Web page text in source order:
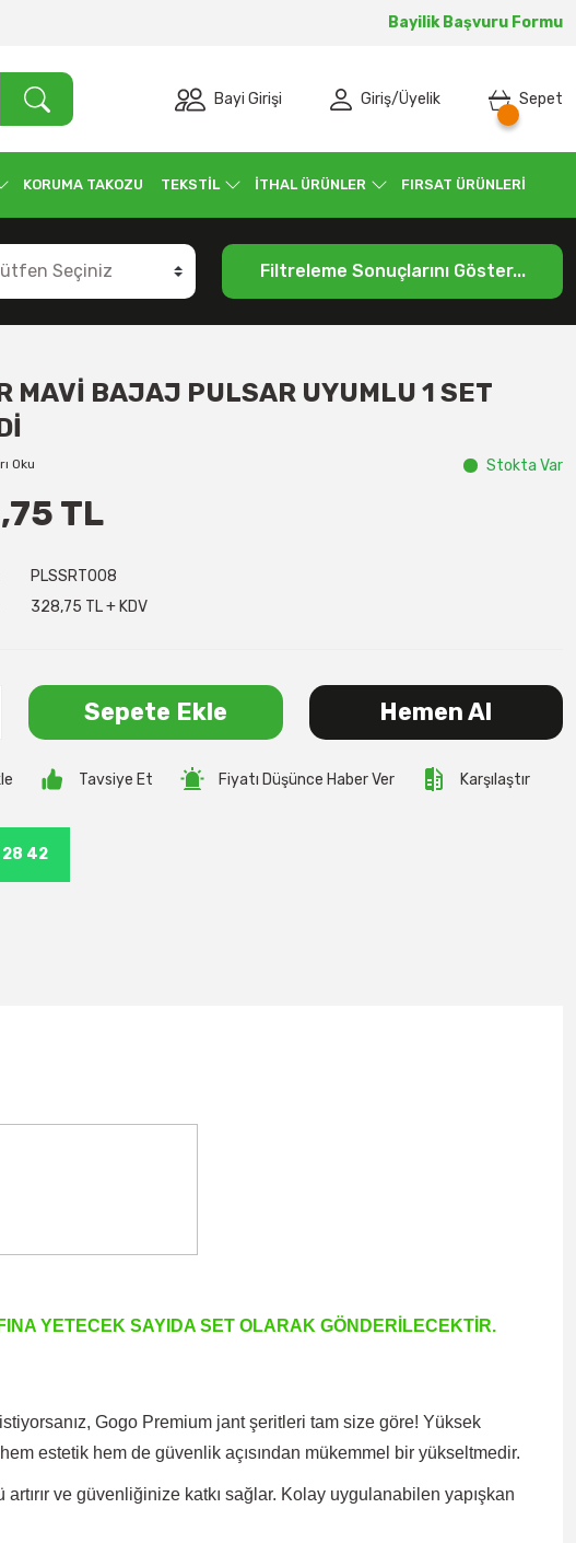
Bayilik Başvuru Formu
Bayi Girişi Giriş/Üyelik Sepet
KORUMA TAKOZU TEKSTİL İTHAL ÜRÜNLER FIRSAT ÜRÜNLERİ
Filtreleme Sonuçlarını Göster...
MAVİ BAJAJ PULSAR UYUMLU 1 SET
Oku Stokta Var
TL
PLSSRT008
328,75 TL + KDV
Sepete Ekle Hemen Al
Tavsiye Et Fiyatı Düşünce Haber Ver Karşılaştır
42
YETECEK SAYIDA SET OLARAK GÖNDERİLECEKTİR.
Gogo Premium jant şeritleri tam size göre! Yüksek
estetik hem de güvenlik açısından mükemmel bir yükseltmedir.
artırır ve güvenliğinize katkı sağlar. Kolay uygulanabilen yapışkan